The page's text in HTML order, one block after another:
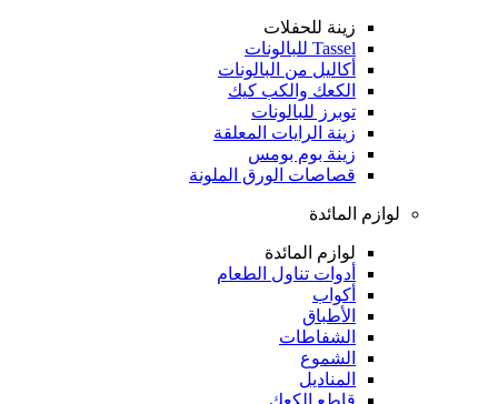
زينة للحفلات
Tassel للبالونات
أكاليل من البالونات
الكعك والكب كيك
توبرز للبالونات
زينة الرايات المعلقة
زينة بوم بومس
قصاصات الورق الملونة
لوازم المائدة
لوازم المائدة
أدوات تناول الطعام
أكواب
الأطباق
الشفاطات
الشموع
المناديل